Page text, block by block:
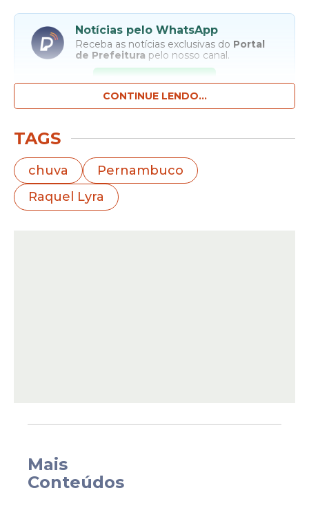
Notícias pelo WhatsApp
Receba as notícias exclusivas do Portal
de Prefeitura pelo nosso canal.
Entrar no canal
Por meio de nota divulgada nesta quarta-
a população redobre os cuidados e siga
rigorosamente as orientações da Defesa
Civil.
todos redobrem a atenção e sigam as
orientações da Defesa Civil. Seguimos em
CONTINUE LENDO...
TAGS
chuva
Pernambuco
Raquel Lyra
Mais
Conteúdos